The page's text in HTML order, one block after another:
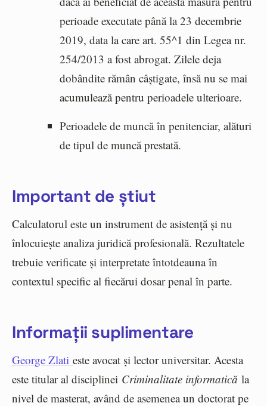
perioade executate până la 23 decembrie
2019, data la care art. 55^1 din Legea nr.
254/2013 a fost abrogat. Zilele deja
dobândite rămân câștigate, însă nu se mai
acumulează pentru perioadele ulterioare.
Perioadele de muncă în penitenciar, alături
de tipul de muncă prestată.
Important de știut
Calculatorul este un instrument de asistență și nu
înlocuiește analiza juridică profesională. Rezultatele
trebuie verificate și interpretate întotdeauna în
contextul specific al fiecărui dosar penal în parte.
Informații suplimentare
George Zlati este avocat și lector universitar. Acesta
este titular al disciplinei Criminalitate informatică la
nivel de masterat, având de asemenea un doctorat pe